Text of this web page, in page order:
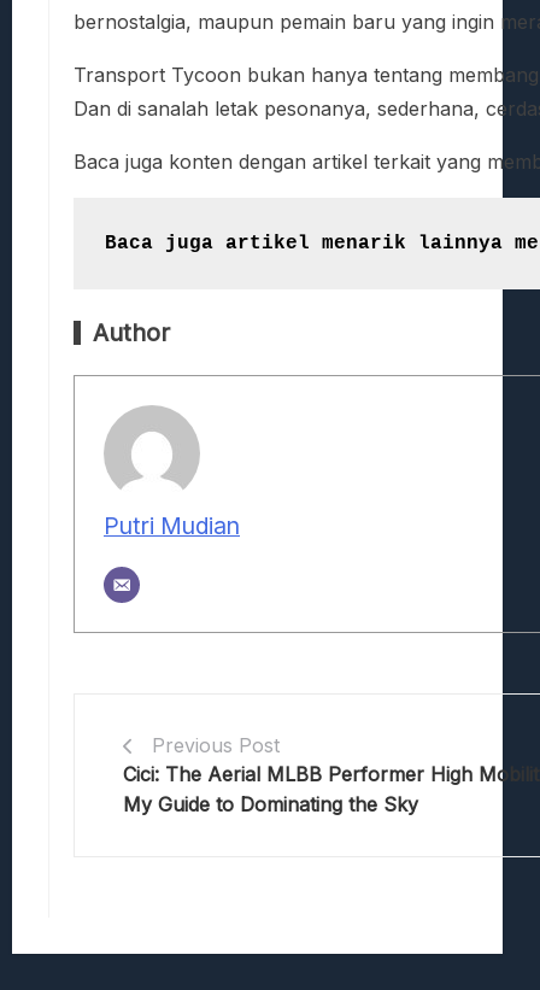
bernostalgia, maupun pemain baru yang ingin
Transport Tycoon bukan hanya tentang
Dan di sanalah letak pesonanya, sederhana,
Baca juga konten dengan artikel terkait yang
Baca juga artikel menarik lainnya
Author
Putri Mudian
Previous Post
Cici: The Aerial MLBB Performer High
My Guide to Dominating the Sky